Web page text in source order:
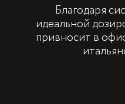
Благодаря
идеальной
привносит в